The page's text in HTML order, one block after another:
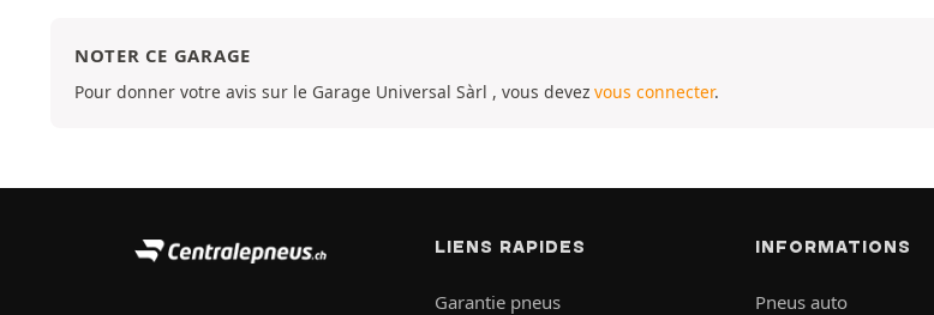
NOTER CE GARAGE
Pour donner votre avis sur le Garage Universal Sàrl , vous devez vous connecter.
LIENS RAPIDES
Garantie pneus
INFORMATIONS
Pneus auto